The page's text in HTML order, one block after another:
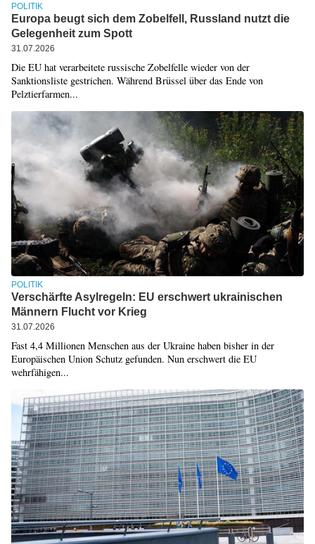
POLITIK
Europa beugt sich dem Zobelfell, Russland nutzt die
Gelegenheit zum Spott
31.07.2026
Die EU hat verarbeitete russische Zobelfelle wieder von der
Sanktionsliste gestrichen. Während Brüssel über das Ende von
Pelztierfarmen...
POLITIK
Verschärfte Asylregeln: EU erschwert ukrainischen
Männern Flucht vor Krieg
31.07.2026
Fast 4,4 Millionen Menschen aus der Ukraine haben bisher in der
Europäischen Union Schutz gefunden. Nun erschwert die EU
wehrfähigen...